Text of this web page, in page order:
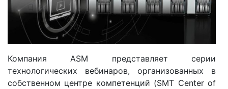
Компания ASM представляет серии
технологических вебинаров, организованных в
собственном центре компетенций (SMT Center of